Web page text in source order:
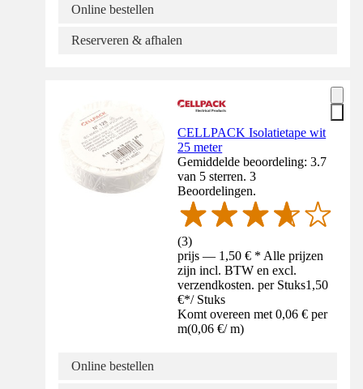
Online bestellen
Reserveren & afhalen
CELLPACK Isolatietape wit
25 meter
Gemiddelde beoordeling: 3.7
van 5 sterren. 3
Beoordelingen.
(3)
prijs — 1,50 € * Alle prijzen
zijn incl. BTW en excl.
verzendkosten. per Stuks1,50
€*/ Stuks
Komt overeen met 0,06 € per
m(0,06 €/ m)
Online bestellen